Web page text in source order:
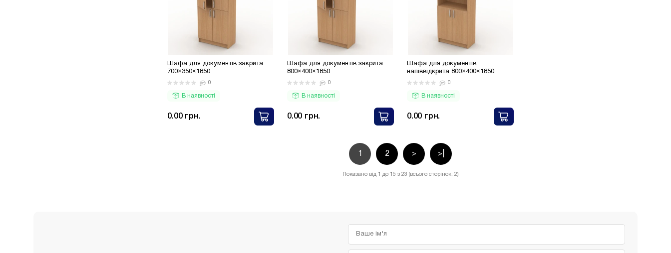
Шафа для документів закрита
700×350×1850
0
В наявності
0.00 грн.
Шафа для документів закрита
800×400×1850
0
В наявності
0.00 грн.
Шафа для документів
напіввідкрита 800×400×1850
0
В наявності
0.00 грн.
1 2 > >|
Показано від 1 до 15 з 23 (всього сторінок: 2)